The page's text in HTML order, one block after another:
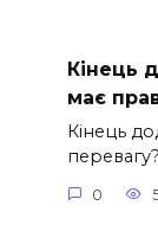
Кінець
має
Кінець
перевагу?
0